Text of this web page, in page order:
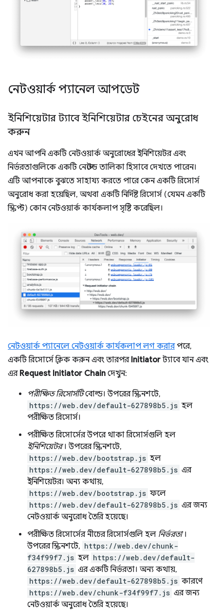
নেটওয়ার্ক প্যানেল আপডেট
ইনিশিয়েটার ট্যাবে ইনিশিয়েটার চেইনের অনুরোধ
করুন
এখন আপনি একটি নেটওয়ার্ক অনুরোধের ইনিশিয়েটর এবং
নির্ভরতাগুলিকে একটি নেস্টেড তালিকা হিসাবে দেখতে পারেন।
এটি আপনাকে বুঝতে সাহায্য করতে পারে কেন একটি রিসোর্স
অনুরোধ করা হয়েছিল, অথবা একটি নির্দিষ্ট রিসোর্স (যেমন একটি
স্ক্রিপ্ট) কোন নেটওয়ার্ক কার্যকলাপ সৃষ্টি করেছিল।
নেটওয়ার্ক প্যানেলে নেটওয়ার্ক কার্যকলাপ লগ করারপরে,
একটি রিসোর্সে ক্লিক করুন এবং তারপর Initiator ট্যাবে যান এবং
এর Request Initiator Chain দেখুন:
পরীক্ষিত রিসোর্সটিবোল্ড। উপরের স্ক্রিনশটে,
https://web.dev/default-627898b5.js হল
পরীক্ষিত রিসোর্স।
পরীক্ষিত রিসোর্সের উপরে থাকা রিসোর্সগুলি হল
ইনিশিয়েটর। উপরের স্ক্রিনশটে,
https://web.dev/bootstrap.js হল
https://web.dev/default-627898b5.js এর
ইনিশিয়েটর। অন্য কথায়,
https://web.dev/bootstrap.js ফলে
https://web.dev/default-627898b5.js এর জন্য
নেটওয়ার্ক অনুরোধ তৈরি হয়েছে।
পরীক্ষিত রিসোর্সের নীচের রিসোর্সগুলি হল নির্ভরতা।
উপরের স্ক্রিনশটে, https://web.dev/chunk-
f34f99f7.js হল https://web.dev/default-
627898b5.js এর একটি নির্ভরতা। অন্য কথায়,
https://web.dev/default-627898b5.js কারণে
https://web.dev/chunk-f34f99f7.js এর জন্য
নেটওয়ার্ক অনুরোধ তৈরি হয়েছে।